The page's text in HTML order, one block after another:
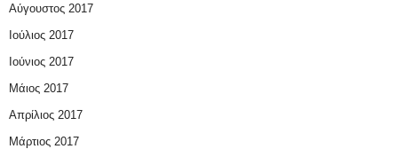
Αύγουστος 2017
Ιούλιος 2017
Ιούνιος 2017
Μάιος 2017
Απρίλιος 2017
Μάρτιος 2017